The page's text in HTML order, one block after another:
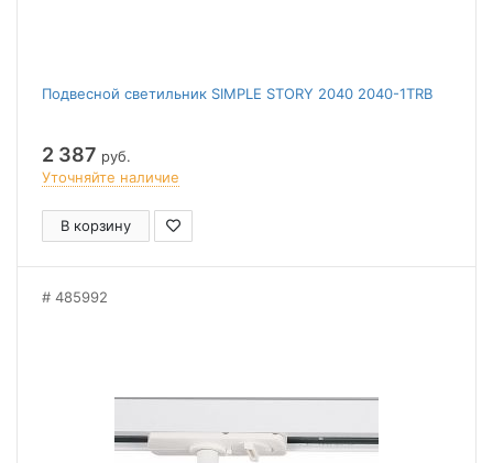
Подвесной светильник SIMPLE STORY 2040 2040-1TRB
2 387 руб.
Уточняйте наличие
В корзину
485992